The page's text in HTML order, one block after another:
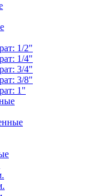
1/2"
1/4"
3/4"
3/8"
1"